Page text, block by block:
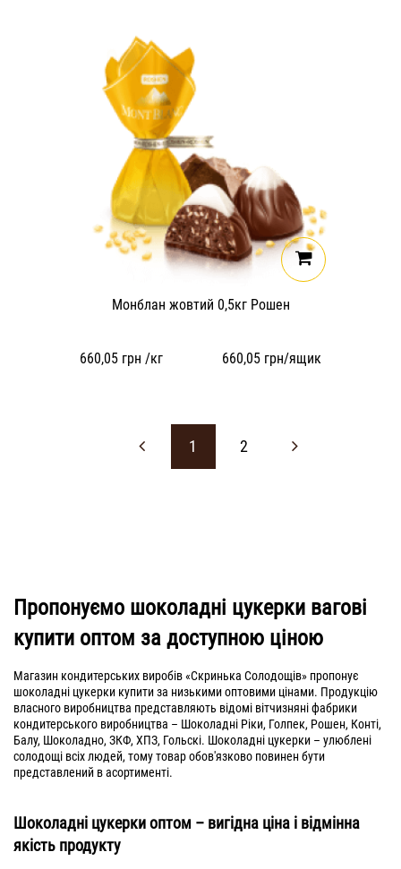
Монблан жовтий 0,5кг Рошен
660,05 грн /кг 660,05 грн/ящик
1 2
Пропонуємо шоколадні цукерки вагові
купити оптом за доступною ціною
Магазин кондитерських виробів «Скринька Солодощів» пропонує
шоколадні цукерки купити за низькими оптовими цінами. Продукцію
власного виробництва представляють відомі вітчизняні фабрики
кондитерського виробництва – Шоколадні Ріки, Голпек, Рошен, Конті,
Балу, Шоколадно, ЗКФ, ХПЗ, Гольскі. Шоколадні цукерки – улюблені
солодощі всіх людей, тому товар обов'язково повинен бути
представлений в асортименті.
Шоколадні цукерки оптом – вигідна ціна і відмінна
якість продукту